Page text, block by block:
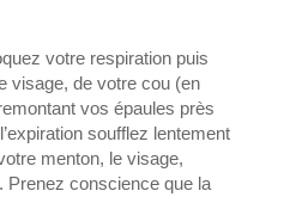
votre respiration puis
visage, de votre cou (en
vos épaules près
soufflez lentement
menton, le visage,
Prenez conscience que la